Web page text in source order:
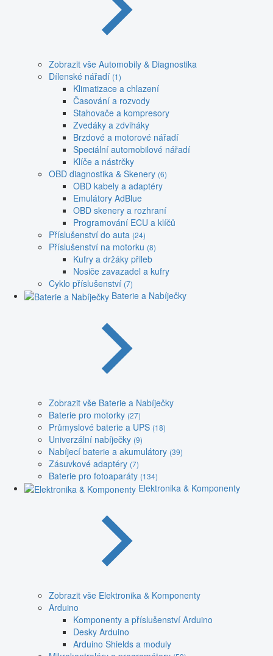
Zobrazit vše Automobily & Diagnostika
Dílenské nářadí (1)
Klimatizace a chlazení
Časování a rozvody
Stahovače a kompresory
Zvedáky a zdviháky
Brzdové a motorové nářadí
Speciální automobilové nářadí
Klíče a nástrčky
OBD diagnostika & Skenery (6)
OBD kabely a adaptéry
Emulátory AdBlue
OBD skenery a rozhraní
Programování ECU a klíčů
Příslušenství do auta (24)
Příslušenství na motorku (8)
Kufry a držáky přileb
Nosiče zavazadel a kufry
Cyklo příslušenství (7)
Baterie a Nabíječky
Zobrazit vše Baterie a Nabíječky
Baterie pro motorky (27)
Průmyslové baterie a UPS (18)
Univerzální nabíječky (9)
Nabíjecí baterie a akumulátory (39)
Zásuvkové adaptéry (7)
Baterie pro fotoaparáty (134)
Elektronika & Komponenty
Zobrazit vše Elektronika & Komponenty
Arduino
Komponenty a příslušenství Arduino
Desky Arduino
Arduino Shields a moduly